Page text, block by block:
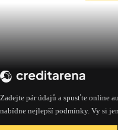
Zadejte pár údajů a spusťte online
nabídne nejlepší podmínky. Vy si